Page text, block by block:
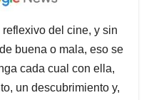
del cine, y sin
buena o mala, eso se
cada cual con ella,
un descubrimiento y,